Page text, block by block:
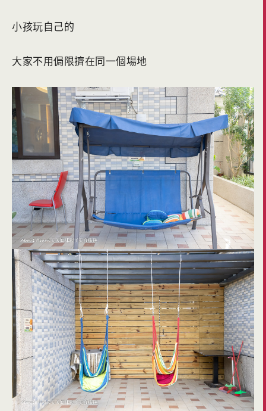
小孩玩自己的
大家不用侷限擠在同一個場地